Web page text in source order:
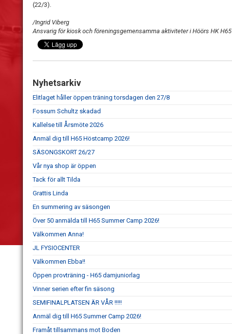
(22/3).
/Ingrid Viberg
Ansvarig för kiosk och föreningsgemensamma aktiviteter i Höörs HK H65
Nyhetsarkiv
Elitlaget håller öppen träning torsdagen den 27/8
Fossum Schultz skadad
Kallelse till Årsmöte 2026
Anmäl dig till H65 Höstcamp 2026!
SÄSONGSKORT 26/27
Vår nya shop är öppen
Tack för allt Tilda
Grattis Linda
En summering av säsongen
Över 50 anmälda till H65 Summer Camp 2026!
Välkommen Anna!
JL FYSIOCENTER
Välkommen Ebba!!
Öppen provträning - H65 damjuniorlag
Vinner serien efter fin säsong
SEMIFINALPLATSEN ÄR VÅR !!!!!
Anmäl dig till H65 Summer Camp 2026!
Framåt tillsammans mot Boden